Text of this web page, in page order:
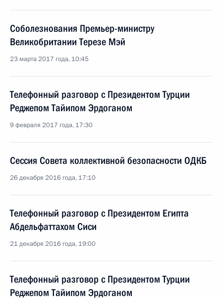
Соболезнования Премьер-министру
Великобритании Терезе Мэй
23 марта 2017 года, 10:45
Телефонный разговор с Президентом Турции
Реджепом Тайипом Эрдоганом
9 февраля 2017 года, 17:30
Сессия Совета коллективной безопасности ОДКБ
26 декабря 2016 года, 17:10
Телефонный разговор с Президентом Египта
Абдельфаттахом Сиси
21 декабря 2016 года, 19:00
Телефонный разговор с Президентом Турции
Реджепом Тайипом Эрдоганом